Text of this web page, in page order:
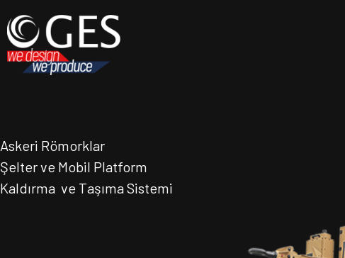
Askeri Römorklar
Şelter ve Mobil Platform
Kaldırma ve Taşıma Sistemi